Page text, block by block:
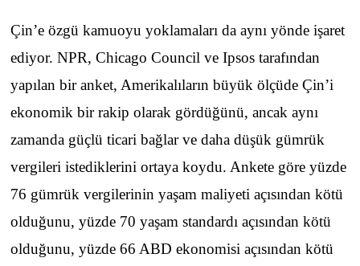
Çin’e özgü kamuoyu yoklamaları da aynı yönde işaret
ediyor. NPR, Chicago Council ve Ipsos tarafından
yapılan bir anket, Amerikalıların büyük ölçüde Çin’i
ekonomik bir rakip olarak gördüğünü, ancak aynı
zamanda güçlü ticari bağlar ve daha düşük gümrük
vergileri istediklerini ortaya koydu. Ankete göre yüzde
76 gümrük vergilerinin yaşam maliyeti açısından kötü
olduğunu, yüzde 70 yaşam standardı açısından kötü
olduğunu, yüzde 66 ABD ekonomisi açısından kötü